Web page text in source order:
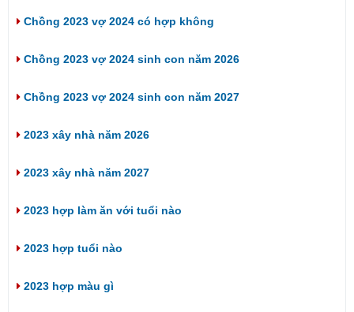
Chồng 2023 vợ 2024 có hợp không
Chồng 2023 vợ 2024 sinh con năm 2026
Chồng 2023 vợ 2024 sinh con năm 2027
2023 xây nhà năm 2026
2023 xây nhà năm 2027
2023 hợp làm ăn với tuổi nào
2023 hợp tuổi nào
2023 hợp màu gì